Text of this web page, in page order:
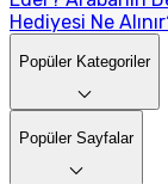
Hediyesi Ne
Popüler Kategoriler
Popüler Sayfalar